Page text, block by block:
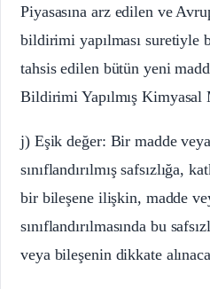
Piyasasına arz edilen ve
bildirimi yapılması suretiyle
tahsis edilen bütün yeni
Bildirimi Yapılmış Kimyasal
j) Eşik değer: Bir madde
sınıflandırılmış safsızlığa,
bir bileşene ilişkin, madde
sınıflandırılmasında bu
veya bileşenin dikkate